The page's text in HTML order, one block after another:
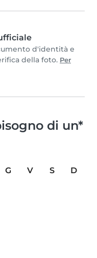
d'identità e
della foto. Per
di un*
G V S
D